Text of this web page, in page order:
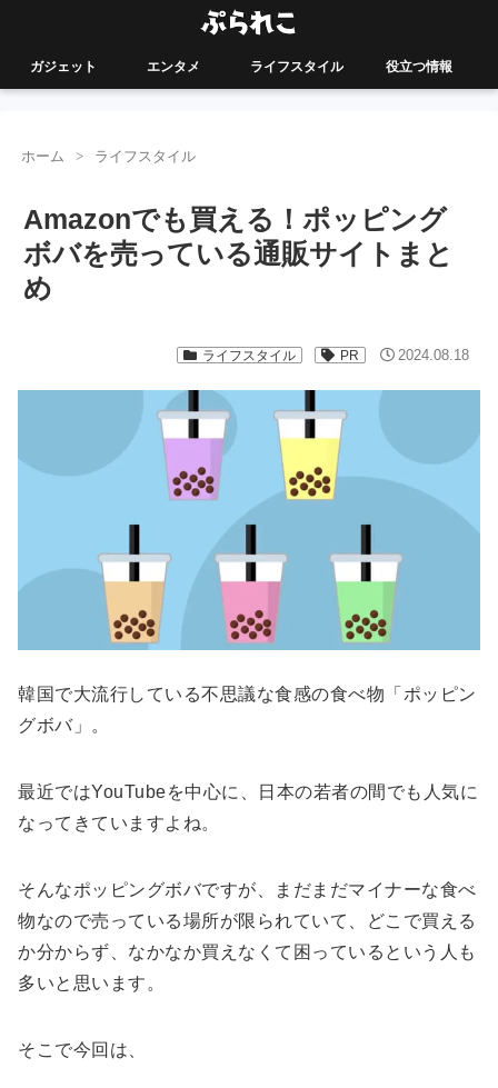
ガジェット エンタメ ライフスタイル 役立つ情報
ホーム ライフスタイル
Amazonでも買える！ポッピング
ボバを売っている通販サイトまと
め
ライフスタイル PR 2024.08.18
韓国で大流行している不思議な食感の食べ物「ポッピン
グボバ」。
最近ではYouTubeを中心に、日本の若者の間でも人気に
なってきていますよね。
そんなポッピングボバですが、まだまだマイナーな食べ
物なので売っている場所が限られていて、どこで買える
か分からず、なかなか買えなくて困っているという人も
多いと思います。
そこで今回は、